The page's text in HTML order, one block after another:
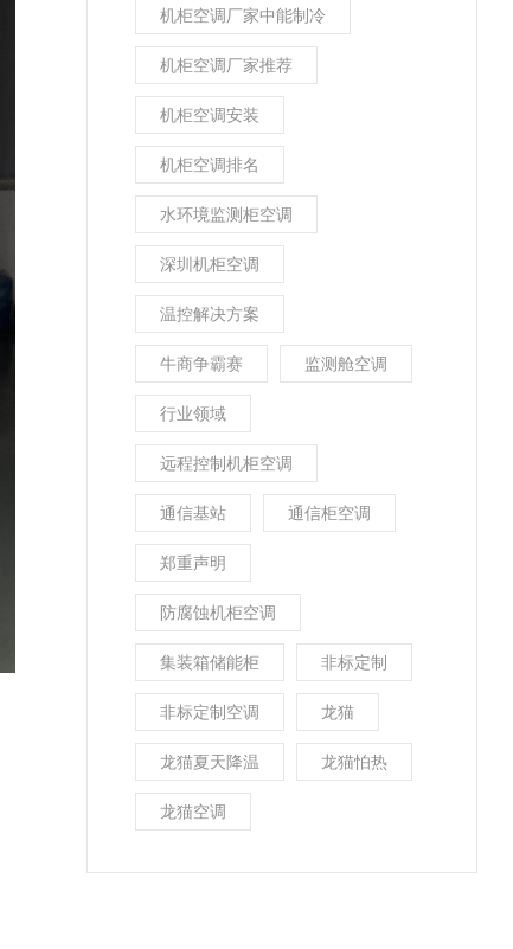
机柜空调厂家中能制冷
机柜空调厂家推荐
机柜空调安装
机柜空调排名
水环境监测柜空调
深圳机柜空调
温控解决方案
牛商争霸赛 监测舱空调
行业领域
远程控制机柜空调
通信基站 通信柜空调
郑重声明
防腐蚀机柜空调
集装箱储能柜 非标定制
非标定制空调 龙猫
龙猫夏天降温 龙猫怕热
龙猫空调